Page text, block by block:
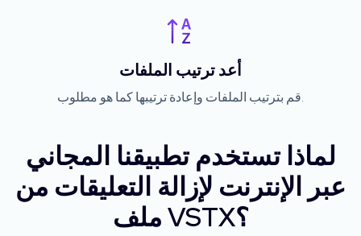
أعد ترتيب الملفات
قم بترتيب الملفات وإعادة ترتيبها كما هو مطلوب.
لماذا تستخدم تطبيقنا المجاني
عبر الإنترنت لإزالة التعليقات من
ملف VSTX؟